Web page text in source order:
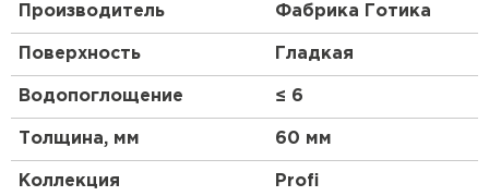
Производитель Фабрика Готика
Поверхность Гладкая
Водопоглощение ≤ 6
Толщина, мм 60 мм
Коллекция Profi